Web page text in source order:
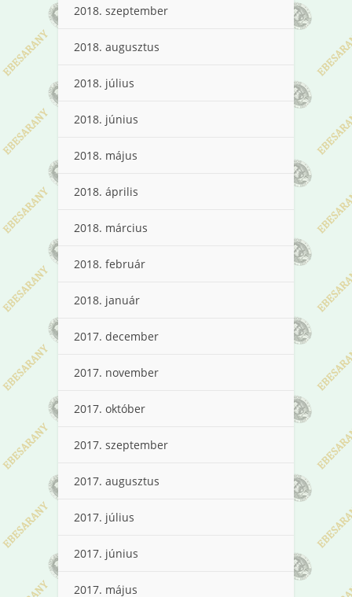
2018. szeptember
2018. augusztus
2018. július
2018. június
2018. május
2018. április
2018. március
2018. február
2018. január
2017. december
2017. november
2017. október
2017. szeptember
2017. augusztus
2017. július
2017. június
2017. május